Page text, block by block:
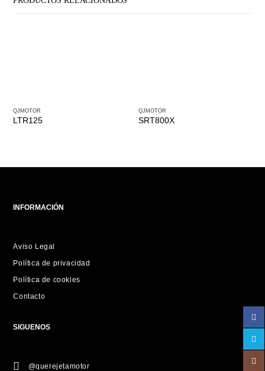
QJMOTOR
LTR125
QJMOTOR
SRT800X
INFORMACIÓN
Aviso Legal
Política de privacidad
Política de cookies
Contacto
SIGUENOS
@querejetamotor